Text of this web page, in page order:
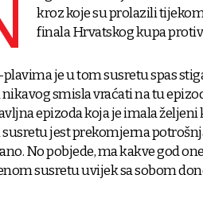
kroz koje su prolazili
finala Hrvatskog kupa
je u tom susretu spas
smisla vraćati na tu
epizoda koja je imala
jest prekomjerna
No pobjede, ma kakve god
susretu uvijek sa sobom